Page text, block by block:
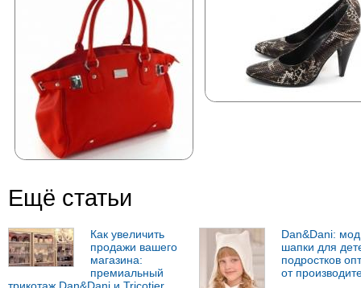
Ещё статьи
Как увеличить
продажи вашего
магазина:
премиальный
Dan&Dani:
шапки для
подростков
от